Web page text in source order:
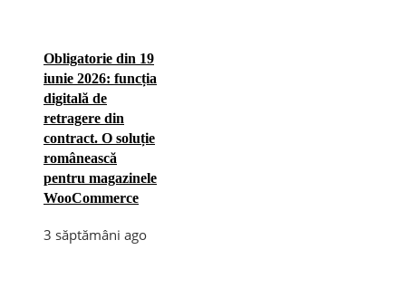
Obligatorie din 19
iunie 2026: funcția
digitală de
retragere din
contract. O soluție
românească
pentru magazinele
WooCommerce
3 săptămâni ago